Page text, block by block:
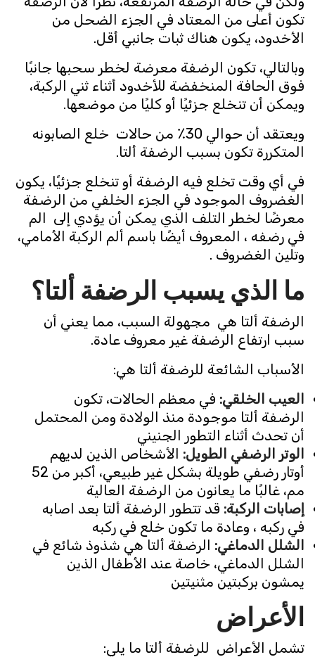
تكون أعلى من المعتاد في الجزء الضحل من
الأخدود، يكون هناك ثبات جانبي أقل.
وبالتالي، تكون الرضفة معرضة لخطر سحبها جانبًا
فوق الحافة المنخفضة للأخدود أثناء ثني الركبة،
ويمكن أن تنخلع جزئيًا أو كليًا من موضعها.
ويعتقد أن حوالي 30٪ من حالات خلع الصابونه
المتكررة تكون بسبب الرضفة ألتا.
في أي وقت تخلع فيه الرضفة أو تنخلع جزئيًا، يكون
الغضروف الموجود في الجزء الخلفي من الرضفة
معرضًا لخطر التلف الذي يمكن أن يؤدي إلى الم
في رضفه ، المعروف أيضًا باسم ألم الركبة الأمامي،
وتلين الغضروف .
ما الذي يسبب الرضفة ألتا؟
الرضفة ألتا هي مجهولة السبب، مما يعني أن
سبب ارتفاع الرضفة غير معروف عادة.
الأسباب الشائعة للرضفة ألتا هي:
العيب الخلقي:في معظم الحالات، تكون
الرضفة ألتا موجودة منذ الولادة ومن المحتمل
أن تحدث أثناء التطور الجنيني
الوتر الرضفي الطويل:الأشخاص الذين لديهم
أوتار رضفي طويلة بشكل غير طبيعي، أكبر من 52
مم، غالبًا ما يعانون من الرضفة العالية
إصابات الركبة:قد تتطور الرضفة ألتا بعد اصابه
في ركبه ، وعادة ما تكون خلع في ركبه
الشلل الدماغي:الرضفة ألتا هي شذوذ شائع في
الشلل الدماغي، خاصة عند الأطفال الذين
يمشون بركبتين مثنيتين
الأعراض
تشمل الأعراض للرضفة ألتا ما يلي: